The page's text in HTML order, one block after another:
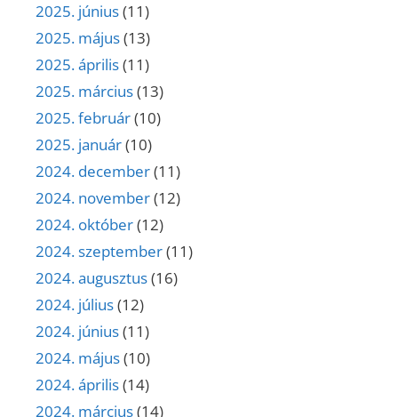
2025. június(11)
2025. május(13)
2025. április(11)
2025. március(13)
2025. február(10)
2025. január(10)
2024. december(11)
2024. november(12)
2024. október(12)
2024. szeptember(11)
2024. augusztus(16)
2024. július(12)
2024. június(11)
2024. május(10)
2024. április(14)
2024. március(14)